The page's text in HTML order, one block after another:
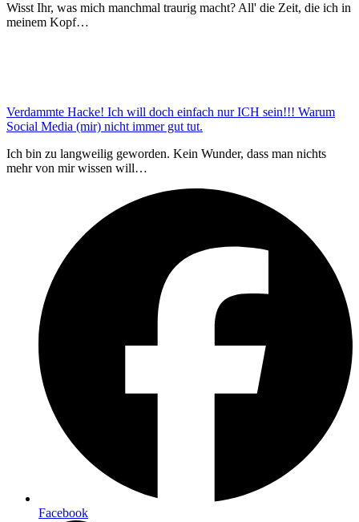
Wisst Ihr, was mich manchmal traurig macht? All' die Zeit, die ich in
meinem Kopf…
Verdammte Hacke! Ich will doch einfach nur ICH sein!!! Warum
Social Media (mir) nicht immer gut tut.
Ich bin zu langweilig geworden. Kein Wunder, dass man nichts
mehr von mir wissen will…
Facebook